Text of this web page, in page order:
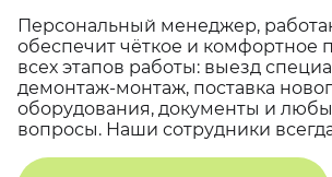
Персональный менеджер,
обеспечит чёткое и комфортное
всех этапов работы: выезд
демонтаж-монтаж, поставка
оборудования, документы и
вопросы. Наши сотрудники